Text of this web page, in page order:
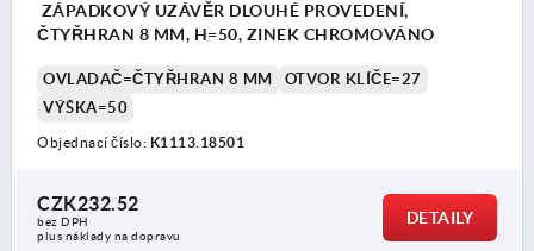
ZÁPADKOVÝ UZÁVĚR DLOUHÉ PROVEDENÍ,
ČTYŘHRAN 8 MM, H=50, ZINEK CHROMOVÁNO
OVLADAČ=ČTYŘHRAN 8 MM
OTVOR KLÍČE=27
VÝŠKA=50
Objednací číslo: K1113.18501
CZK232.52
bez DPH
plus náklady na dopravu
DETAILY